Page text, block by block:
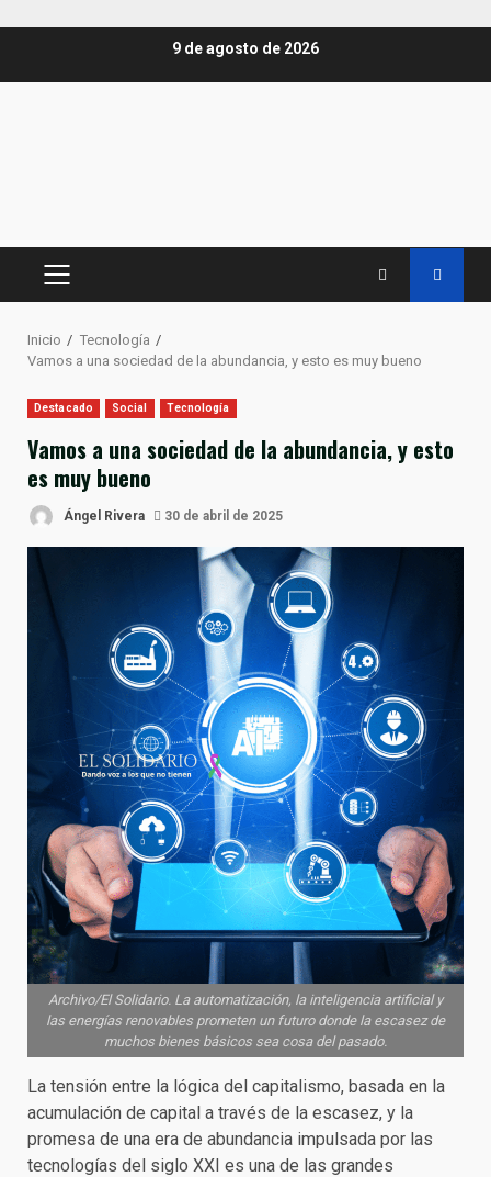
9 de agosto de 2026
MENÚ
Inicio
Tecnología
Vamos a una sociedad de la abundancia, y esto es muy bueno
Destacado Social Tecnología
Vamos a una sociedad de la abundancia, y esto
es muy bueno
Ángel Rivera 30 de abril de 2025
Archivo/El Solidario. La automatización, la inteligencia artificial y
las energías renovables prometen un futuro donde la escasez de
muchos bienes básicos sea cosa del pasado.
La tensión entre la lógica del capitalismo, basada en la
acumulación de capital a través de la escasez, y la
promesa de una era de abundancia impulsada por las
tecnologías del siglo XXI es una de las grandes